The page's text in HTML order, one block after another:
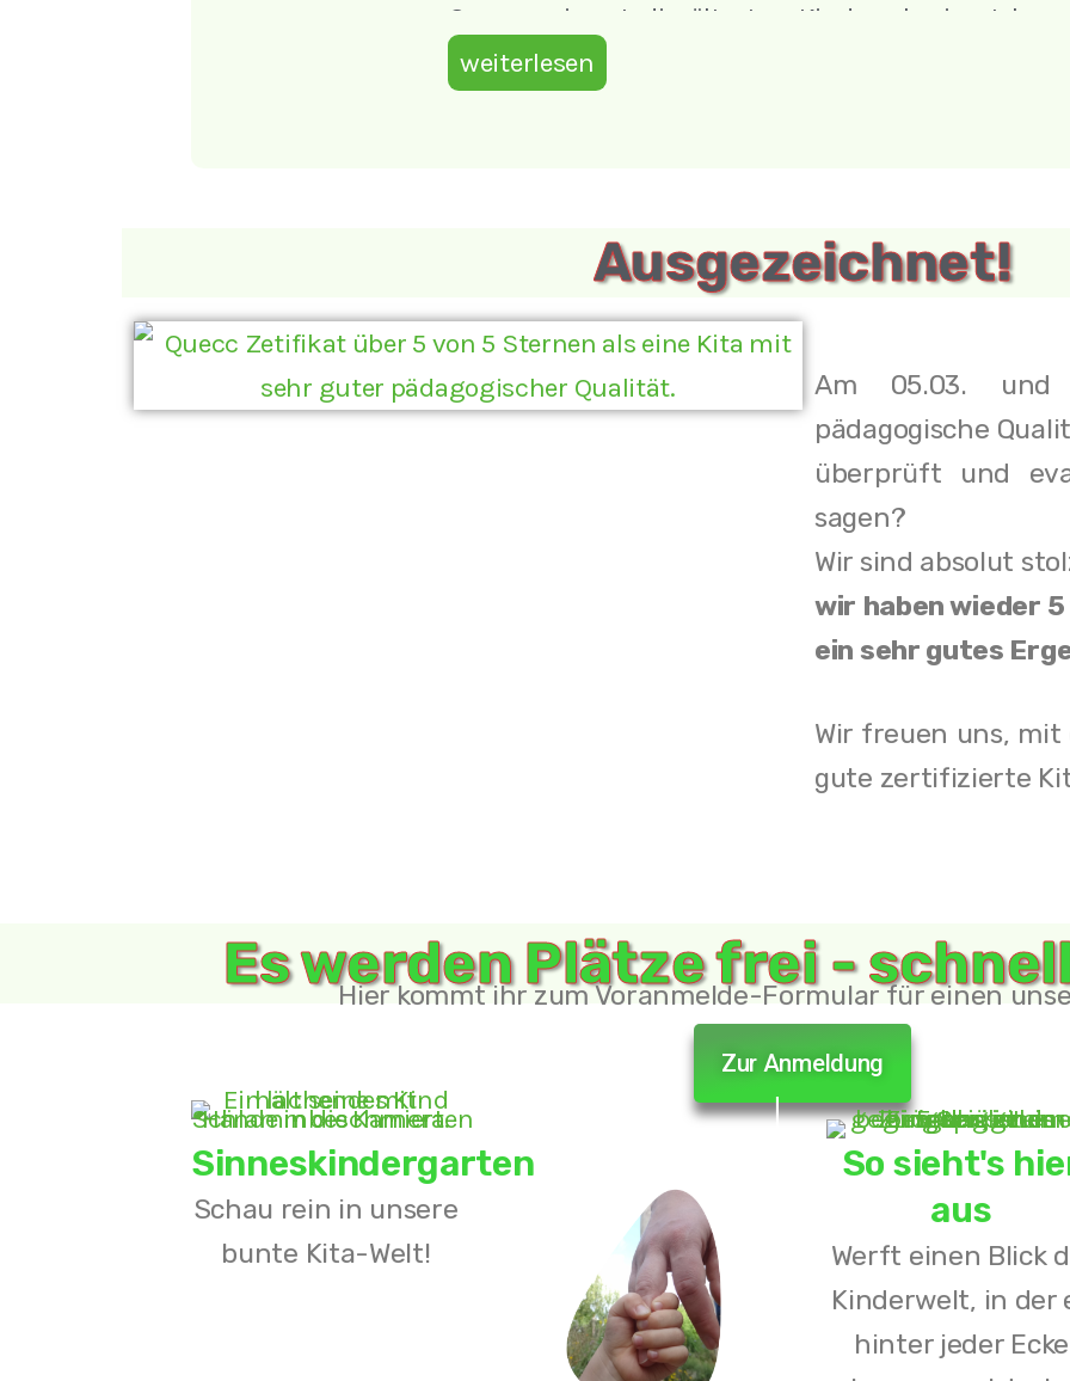
Gruppe nimmt die ältesten Kinder ab vier Jahren
Hand und bereitet sie liebevoll auf die aufregende
Sprachen, Nationalitäten und Persönlichkeiten
unseren Alltag reich und spannend.
Wir schätzen jedesKind als Individuum
Eingewöhnungszeit in unserer Kita flexibel und
um jedem Kind gerecht zu werden.
Unser Ziel ist es, gemeinsam mit den Kindern zu
und zu lernen. Wir dokumentieren daher auch
ihre Entwicklungsschritte und machen
sichtbar, sodass die Familien Teil der Reise werden
die natürliche Neugier und Kreativität. Dabei geben
und Strukturen den sicheren Rahmen, in dem sich
zählt und jedes Abenteuer darauf wartet, erlebt zu
Euer Team der Kinderwelt e.V.
weiterlesen
Ausgezeichnet!
Am 05.03. und
pädagogische
überprüft und
sagen?
Wir sind absolut
wir haben wieder
ein sehr gutes
Wir freuen uns,
gute zertifizierte
Es werden Plätze frei -
Hier kommt ihr zum Voranmelde-Formular für einen
Zur Anmeldung
Sinneskindergarten
Schau rein in unsere
bunte Kita-Welt!
So sieht's
aus
Werft einen Blick
Kinderwelt, in der
hinter jeder Ecke